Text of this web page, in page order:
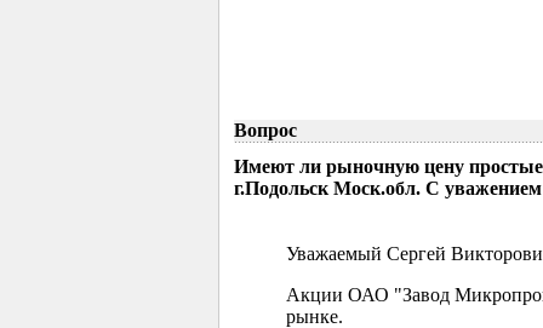
Вопрос
Имеют ли рыночную цену
г.Подольск Моск.обл. С
Уважаемый Сергей
Акции ОАО "Завод
рынке.